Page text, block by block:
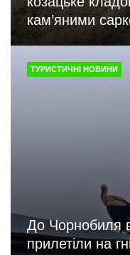
кам’яними
ТУРИСТИЧНІ НОВИНИ
До Чорнобиля
прилетіли на